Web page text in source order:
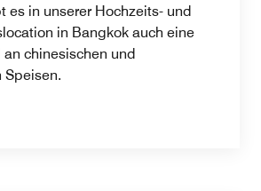
es in unserer Hochzeits- und
in Bangkok auch eine
chinesischen und
Speisen.